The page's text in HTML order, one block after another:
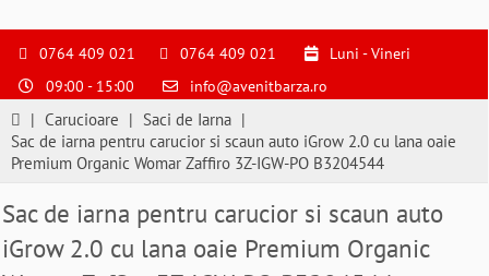
S
pentru
suna
0764409021
a
comanda
telefonic
0764 409 021 0764 409 021
Luni - Vineri
09:00 - 15:00
info@avenitbarza.ro
| Carucioare | Saci de Iarna |
Sac de iarna pentru carucior si scaun auto iGrow 2.0 cu lana oaie
Premium Organic Womar Zaffiro 3Z-IGW-PO B3204544
Sac de iarna pentru carucior si scaun auto
iGrow 2.0 cu lana oaie Premium Organic